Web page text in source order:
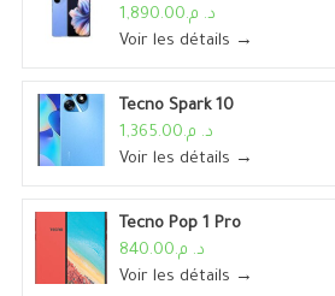
د. م.1,890.00
Voir les détails →
Tecno Spark 10
د. م.1,365.00
Voir les détails →
Tecno Pop 1 Pro
د. م.840.00
Voir les détails →